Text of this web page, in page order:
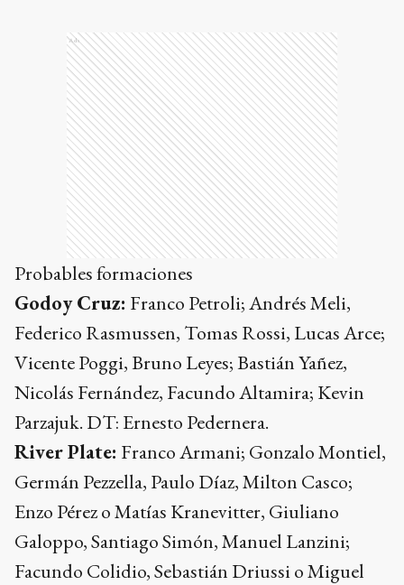
Ads
Probables formaciones
Godoy Cruz: Franco Petroli; Andrés Meli,
Federico Rasmussen, Tomas Rossi, Lucas Arce;
Vicente Poggi, Bruno Leyes; Bastián Yañez,
Nicolás Fernández, Facundo Altamira; Kevin
Parzajuk. DT: Ernesto Pedernera.
River Plate: Franco Armani; Gonzalo Montiel,
Germán Pezzella, Paulo Díaz, Milton Casco;
Enzo Pérez o Matías Kranevitter, Giuliano
Galoppo, Santiago Simón, Manuel Lanzini;
Facundo Colidio, Sebastián Driussi o Miguel